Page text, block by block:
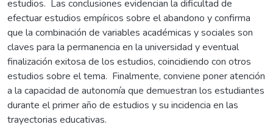
estudios. Las conclusiones evidencian la dificultad de
efectuar estudios empíricos sobre el abandono y confirma
que la combinación de variables académicas y sociales son
claves para la permanencia en la universidad y eventual
finalización exitosa de los estudios, coincidiendo con otros
estudios sobre el tema. Finalmente, conviene poner atención
a la capacidad de autonomía que demuestran los estudiantes
durante el primer año de estudios y su incidencia en las
trayectorias educativas.